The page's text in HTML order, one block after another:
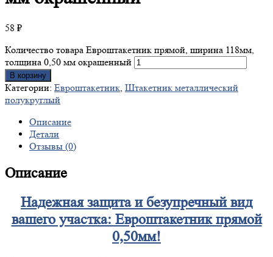
58 ₽
Количество товара Евроштакетник прямой, ширина 118мм,
толщина 0,50 мм окрашенный
В корзину
Категории: Евроштакетник, Штакетник металлический
полукруглый
Описание
Детали
Отзывы (0)
Описание
Надежная защита и безупречный вид
вашего участка: Евроштакетник прямой
0,50мм!